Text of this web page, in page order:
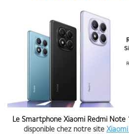
Le Smartphone Xiaomi Redmi Note
disponible chez notre site Xiaomi